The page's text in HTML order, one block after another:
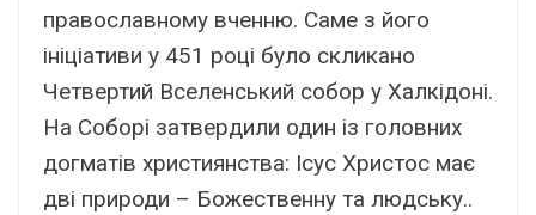
православному вченню. Саме з його
ініціативи у 451 році було скликано
Четвертий Вселенський собор у Халкідоні.
На Соборі затвердили один із головних
догматів християнства: Ісус Христос має
дві природи – Божественну та людську..